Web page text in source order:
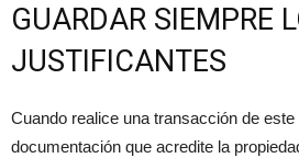
GUARDAR SIEMPRE
JUSTIFICANTES
Cuando realice una transacción de
documentación que acredite la